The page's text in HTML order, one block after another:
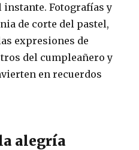
Fotografías y
de corte del pastel,
expresiones de
del cumpleañero y
en recuerdos
alegría